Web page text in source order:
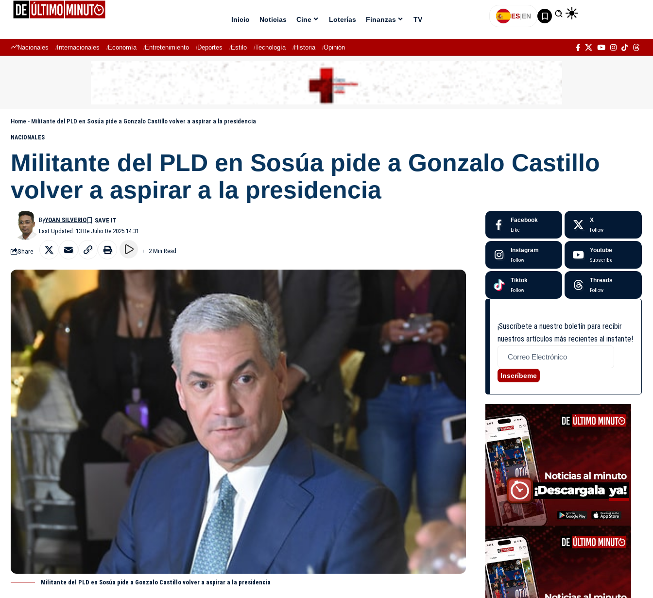
Inicio Noticias Cine Loterías Finanzas TV ES|EN
Nacionales Internacionales Economía Entretenimiento Deportes Estilo Tecnología Historia Opinión
Home - Militante del PLD en Sosúa pide a Gonzalo Castillo volver a aspirar a la presidencia
NACIONALES
Militante del PLD en Sosúa pide a Gonzalo Castillo
volver a aspirar a la presidencia
Last Updated: 13 De Julio De 2025 14:31
ByYOAN SILVERIO
Share 2 Min Read
Militante del PLD en Sosúa pide a Gonzalo Castillo volver a aspirar a la presidencia
Facebook
Like
X
Follow
Instagram
Follow
Youtube
Subscribe
Tiktok
Follow
Threads
Follow
¡Suscríbete a nuestro boletín para recibir
nuestros artículos más recientes al instante!
Inscríbeme